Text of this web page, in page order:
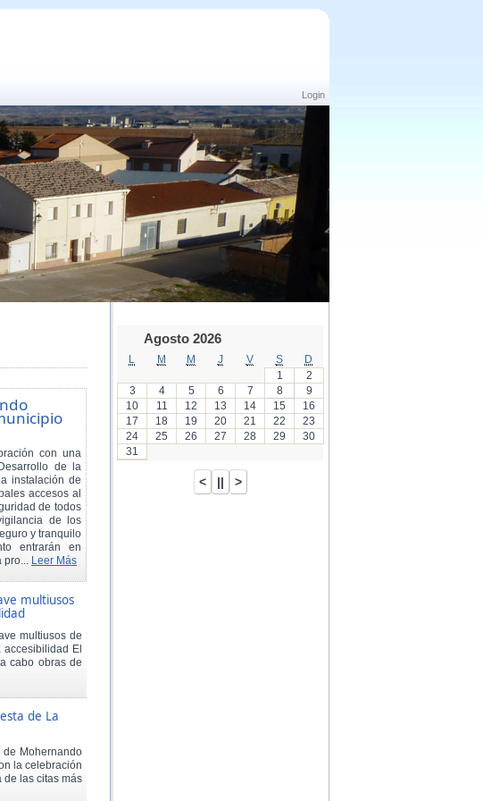
Login
con una
de la
instalación de
accesos al
de todos
de los
y tranquilo
entrarán en
pro... Leer Más
multiusos
multiusos de
El
cabo obras de
de La
Mohernando
la celebración
de las citas más
Agosto 2026
M M J V S
D
1
2
3
4 5 6 7 8
9
10
11 12 13 14 15
16
17
18 19 20 21 22
23
24
25 26 27 28 29
30
31